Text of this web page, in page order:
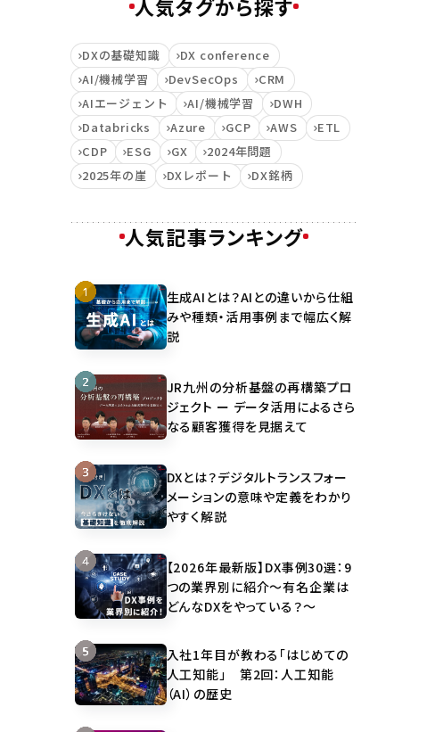
人気タグから探す
DXの基礎知識
DX conference
AI/機械学習
DevSecOps
CRM
AIエージェント
AI/機械学習
DWH
Databricks
Azure GCP AWS
ETL
CDP
ESG GX
2024年問題
2025年の崖
DXレポート DX銘柄
人気記事ランキング
生成AIとは？AIとの違いから仕組
みや種類・活用事例まで幅広く解
説
JR九州の分析基盤の再構築プロ
ジェクト ー データ活用によるさら
なる顧客獲得を見据えて
DXとは？デジタルトランスフォー
メーションの意味や定義をわかり
やすく解説
【2026年最新版】DX事例30選：9
つの業界別に紹介～有名企業は
どんなDXをやっている？～
入社1年目が教わる「はじめての
人工知能」 第2回：人工知能
（AI）の歴史